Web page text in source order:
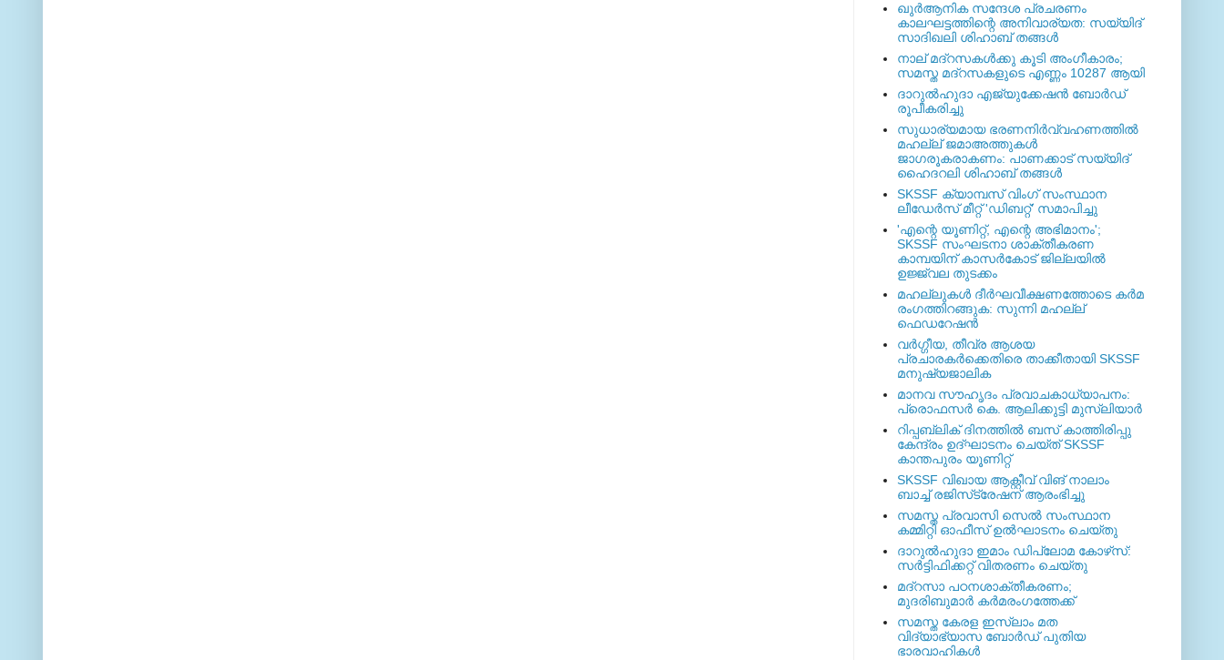
ഖുര്‍ആനിക സന്ദേശ പ്രചരണം
കാലഘട്ടത്തിന്റെ അനിവാര്യത: സയ്യിദ്
സാദിഖലി ശിഹാബ് തങ്ങള്‍
നാല് മദ്‌റസകള്‍ക്കു കൂടി അംഗീകാരം;
സമസ്ത മദ്‌റസകളുടെ എണ്ണം 10287 ആയി
ദാറുല്‍ഹുദാ എജ്യുക്കേഷന്‍ ബോര്‍ഡ്
രൂപീകരിച്ചു
സുധാര്യമായ ഭരണനിര്‍വ്വഹണത്തില്‍
മഹല്ല് ജമാഅത്തുകള്‍
ജാഗരൂകരാകണം: പാണക്കാട് സയ്യിദ്
ഹൈദറലി ശിഹാബ് തങ്ങള്‍
SKSSF ക്യാമ്പസ് വിംഗ് സംസ്ഥാന
ലീഡേർസ് മീറ്റ് 'ഡിബറ്റ്' സമാപിച്ചു
'എന്റെ യൂണിറ്റ്, എന്റെ അഭിമാനം';
SKSSF സംഘടനാ ശാക്തീകരണ
കാമ്പയിന് കാസര്‍കോട് ജില്ലയില്‍
ഉജ്ജ്വല തുടക്കം
മഹല്ലുകള്‍ ദീര്‍ഘവീക്ഷണത്തോടെ കര്‍മ
രംഗത്തിറങ്ങുക: സുന്നി മഹല്ല്
ഫെഡറേഷന്‍
വര്‍ഗ്ഗീയ, തീവ്ര ആശയ
പ്രചാരകര്‍ക്കെതിരെ താക്കീതായി SKSSF
മനുഷ്യജാലിക
മാനവ സൗഹൃദം പ്രവാചകാധ്യാപനം:
പ്രൊഫസർ കെ. ആലിക്കുട്ടി മുസ്ലിയാർ
റിപ്പബ്ലിക് ദിനത്തില്‍ ബസ് കാത്തിരിപ്പു
കേന്ദ്രം ഉദ്ഘാടനം ചെയ്ത്‌ SKSSF
കാന്തപുരം യൂണിറ്റ്
SKSSF വിഖായ ആക്റ്റീവ് വിങ് നാലാം
ബാച്ച് രജിസ്‌ട്രേഷന് ആരംഭിച്ചു
സമസ്ത പ്രവാസി സെല്‍ സംസ്ഥാന
കമ്മിറ്റി ഓഫീസ് ഉല്‍ഘാടനം ചെയ്തു
ദാറുല്‍ഹുദാ ഇമാം ഡിപ്ലോമ കോഴ്‌സ്:
സര്‍ട്ടിഫിക്കറ്റ് വിതരണം ചെയ്തു
മദ്‌റസാ പഠനശാക്തീകരണം;
മുദരിബുമാര്‍ കര്‍മരംഗത്തേക്ക്
സമസ്ത കേരള ഇസ്ലാം മത
വിദ്യാഭ്യാസ ബോര്‍ഡ് പുതിയ
ഭാരവാഹികള്‍